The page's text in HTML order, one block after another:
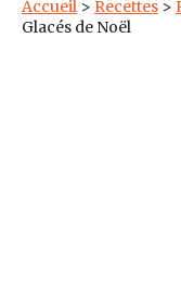
Accueil > Recettes >
Glacés de Noël